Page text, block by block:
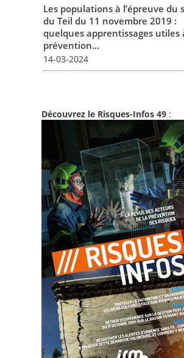
Les populations à l’épreuve du
du Teil du 11 novembre 2019 :
quelques apprentissages utiles
prévention...
14-03-2024
Découvrez le Risques-Infos 49 :